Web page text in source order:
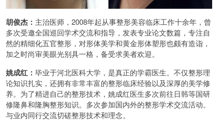
胡俊杰： 主治医师，2008年起从事整形美容临床工作十余年，曾
多次受邀全国巡回学术交流和指导，发表专业论文数篇，专注自
然的精细化五官整形，对形体美学和黄金形体塑形也颇有造诣，
加之时尚审美眼光别具一格，备受求美者欢迎。
姚成红： 毕业于河北医科大学，是真正的学霸医生。不仅整形理
论知识扎实，还拥有非常丰富的整形临床经验以及深厚的美学修
养。为了精进自己的整形技术，姚成红医生多次前往日韩等国研
修隆鼻和隆胸整形知识。多次参加国内外的整形学术交流活动。
与业内同行交流切磋整形技术和理念。